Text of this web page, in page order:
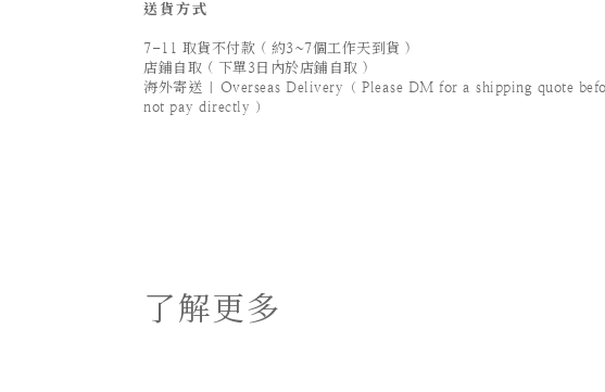
送貨方式
7-11 取貨不付款 ( 約3~7個工作天到貨 )
店鋪自取 ( 下單3日內於店鋪自取 )
海外寄送 | Overseas Delivery（ Please DM for a shipping quote
not pay directly ）
了解更多